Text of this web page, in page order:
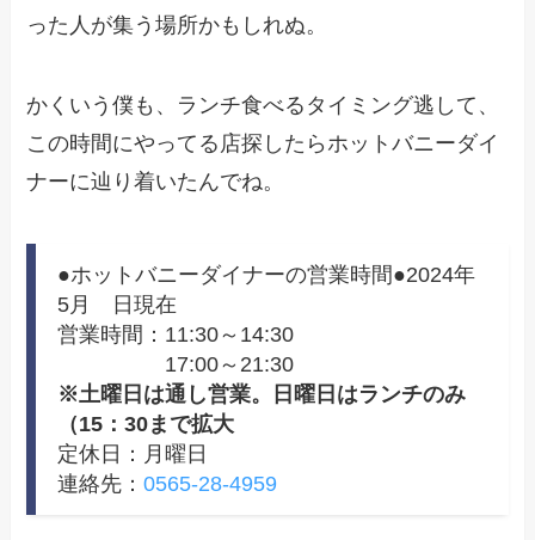
った人が集う場所かもしれぬ。
かくいう僕も、ランチ食べるタイミング逃して、
この時間にやってる店探したらホットバニーダイ
ナーに辿り着いたんでね。
●ホットバニーダイナーの営業時間●2024年
5月 日現在
営業時間：11:30～14:30
17:00～21:30
※土曜日は通し営業。日曜日はランチのみ
（15：30まで拡大
定休日：月曜日
連絡先：0565-28-4959